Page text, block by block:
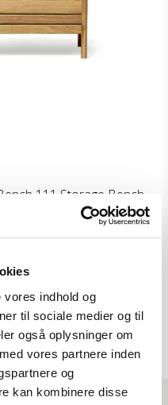
indhold og
til sociale medier og til
også oplysninger om
vores partnere inden
og
kan kombinere disse
111 Storage Bench